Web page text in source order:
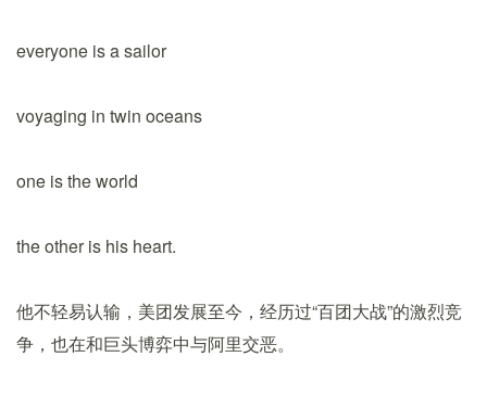
everyone is a sailor
voyaging in twin oceans
one is the world
the other is his heart.
他不轻易认输，美团发展至今，经历过“百团大战”的激烈竞
争，也在和巨头博弈中与阿里交恶。